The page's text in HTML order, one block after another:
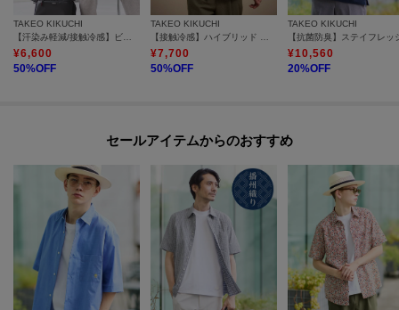
TAKEO KIKUCHI
【汗染み軽減/接触冷感】ビズ ポロシャツ
¥6,600
50%OFF
TAKEO KIKUCHI
【接触冷感】ハイブリッド リネン 七分袖シャツ
¥7,700
50%OFF
TAKEO KIKUCHI
¥10,560
20%OFF
セールアイテムからのおすすめ